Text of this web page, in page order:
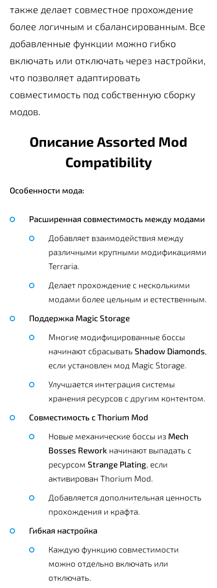
также делает совместное прохождение
более логичным и сбалансированным. Все
добавленные функции можно гибко
включать или отключать через настройки,
что позволяет адаптировать
совместимость под собственную сборку
модов.
Описание Assorted Mod
Compatibility
Особенности мода:
Расширенная совместимость между модами
Добавляет взаимодействия между
различными крупными модификациями
Terraria.
Делает прохождение с несколькими
модами более цельным и естественным.
Поддержка Magic Storage
Многие модифицированные боссы
начинают сбрасывать Shadow Diamonds
если установлен мод Magic Storage.
Улучшается интеграция системы
хранения ресурсов с другим контентом.
Совместимость с Thorium Mod
Новые механические боссы из Mech
Bosses Rework начинают выпадать с
ресурсом Strange Plating , если
активирован Thorium Mod.
Добавляется дополнительная ценность
прохождения и крафта.
Гибкая настройка
Каждую функцию совместимости
можно отдельно включать или
отключать.